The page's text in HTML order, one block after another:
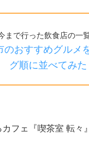
まで行った飲食店の一
のおすすめグルメ
グ順に並べてみた
フェ『喫茶室 転々